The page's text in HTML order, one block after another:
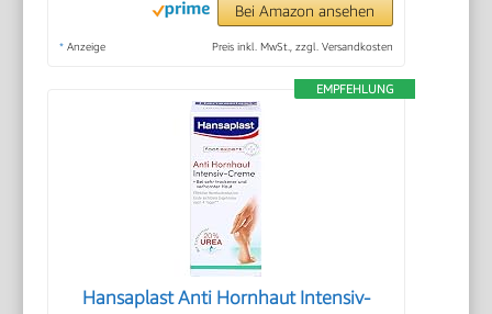
Bei Amazon ansehen
* Anzeige Preis inkl. MwSt., zzgl. Versandkosten
EMPFEHLUNG
Hansaplast Anti Hornhaut Intensiv-